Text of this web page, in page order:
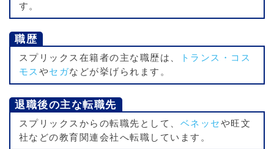
す。
職歴
スプリックス在籍者の主な職歴は、
トランス・コス
モス やセガなどが挙げられます。
退職後の主な転職先
スプリックスからの転職先として、 ベネッセや旺文
社などの教育関連会社へ転職しています。